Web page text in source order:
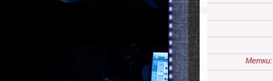
Метки: